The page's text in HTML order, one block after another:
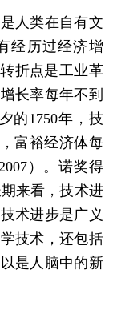
人类在自有文
经历过经济增
折点是工业革
长率每年不到
的1750年，技
富裕经济体每
）。诺奖得
来看，技术进
术进步是广义
技术，还包括
是人脑中的新